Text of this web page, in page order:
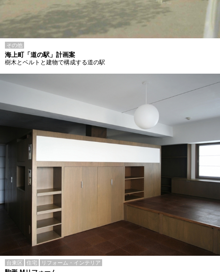
その他
海上町「道の駅」計画案
樹木とベルトと建物で構成する道の駅
台東区 住宅 リフォーム・インテリア